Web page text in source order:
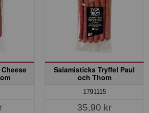
Salamisticks Tryffel Paul
och Thom
1791115
35,90 kr